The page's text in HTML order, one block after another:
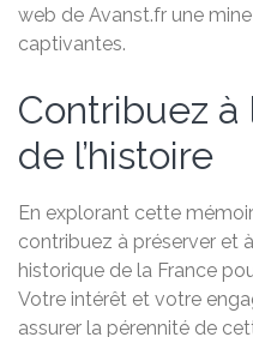
web de Avanst.fr une
captivantes.
Contribuez
de l’histoire
En explorant cette
contribuez à préserver et
historique de la France
Votre intérêt et votre
assurer la pérennité de